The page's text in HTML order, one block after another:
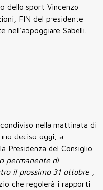
dello sport Vincenzo
FIN del presidente
nell'appoggiare Sabelli.
condiviso nella mattinata di
deciso oggi, a
Presidenza del Consiglio
permanente di
il prossimo 31 ottobre
che regolerà i rapporti